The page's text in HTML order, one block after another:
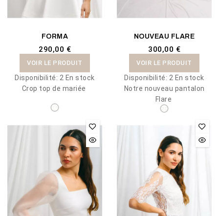
FORMA
290,00 €
VOIR LE PRODUIT
Disponibilité: 2 En stock
Crop top de mariée
NOUVEAU FLARE
300,00 €
VOIR LE PRODUIT
Disponibilité: 2 En stock
Notre nouveau pantalon
Flare